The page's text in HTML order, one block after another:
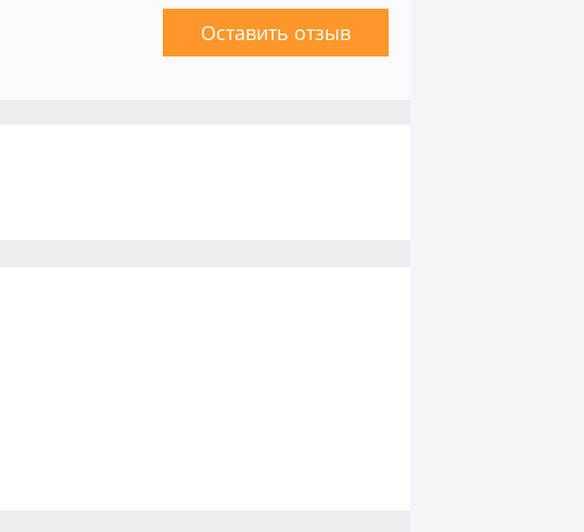
Оставить отзыв